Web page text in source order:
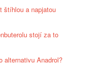
štíhlou a napjatou
stojí za to
alternativu Anadrol?